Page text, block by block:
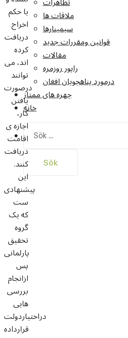
ملاقات ها
سيمينارها
قوانين ومقررات جديد
مقالات
راپور روزمره
درمورد پناهجويان افغان
چهره های ممتاز
خانه
Sök
efter:
یا حکم
اخراج
دریافت
کرده
اند، می
توانند
درصورت
یافتن
کار،
اجازه ی
اقامت
دریافت
کنند.
این
پیشنهادی
ست
که یک
گروه
تحقیق
پارلمانی
پس
ازانجام
بررسی
هایی
دراختیاردولت
قرارداده